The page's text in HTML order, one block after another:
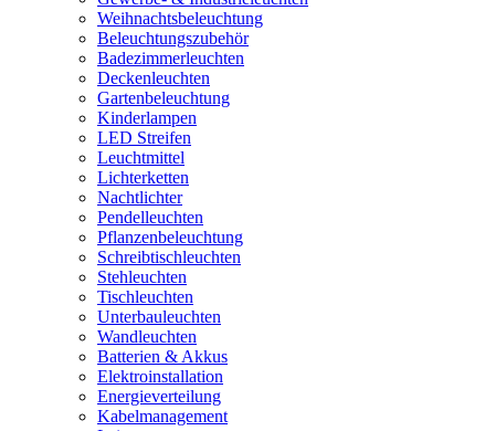
Weihnachtsbeleuchtung
Beleuchtungszubehör
Badezimmerleuchten
Deckenleuchten
Gartenbeleuchtung
Kinderlampen
LED Streifen
Leuchtmittel
Lichterketten
Nachtlichter
Pendelleuchten
Pflanzenbeleuchtung
Schreibtischleuchten
Stehleuchten
Tischleuchten
Unterbauleuchten
Wandleuchten
Batterien & Akkus
Elektroinstallation
Energieverteilung
Kabelmanagement